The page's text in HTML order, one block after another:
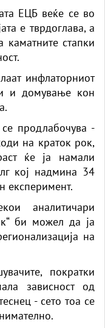
ЕЦБ веќе се во
е тврдоглава, а
стапки
инфлаторниот
и домување кон
продлабочува -
на краток рок,
ќе ја намали
кој надмина 34
експеримент.
аналитичари
би можел да ја
на
пократки
зависност од
- сето тоа се